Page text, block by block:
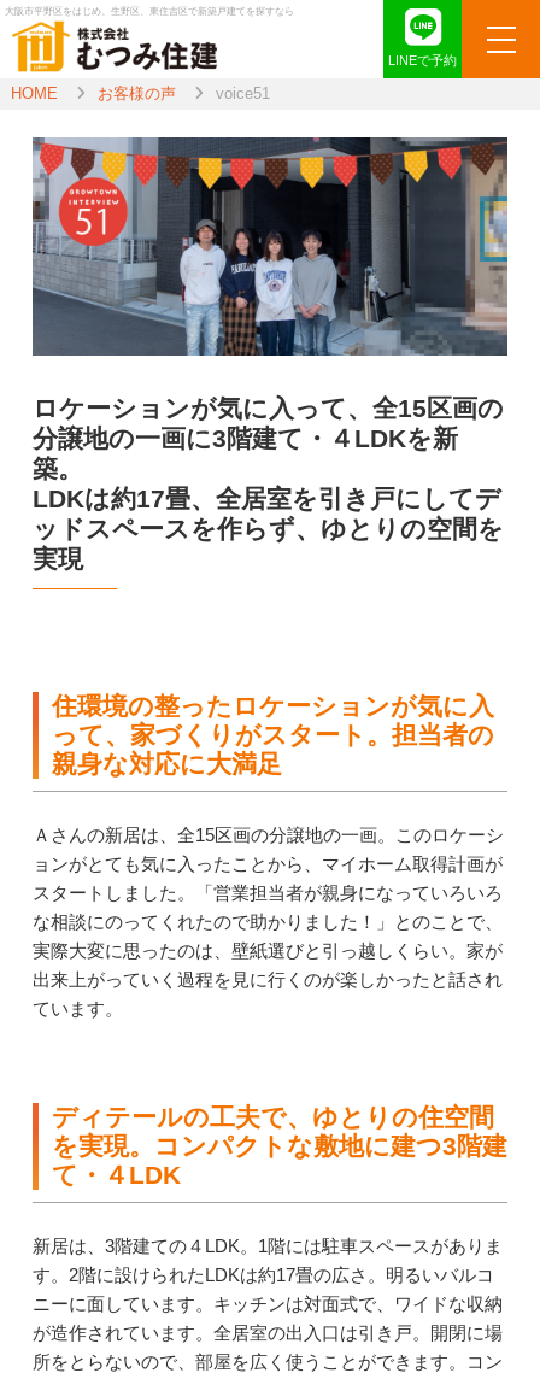
大阪市平野区をはじめ、生野区、東住吉区で新築戸建てを探すなら
LINEで予約
HOME お客様の声 voice51
ロケーションが気に入って、全15区画の
分譲地の一画に3階建て・４LDKを新
築。
LDKは約17畳、全居室を引き戸にしてデ
ッドスペースを作らず、ゆとりの空間を
実現
住環境の整ったロケーションが気に入
って、家づくりがスタート。担当者の
親身な対応に大満足
Ａさんの新居は、全15区画の分譲地の一画。このロケーシ
ョンがとても気に入ったことから、マイホーム取得計画が
スタートしました。「営業担当者が親身になっていろいろ
な相談にのってくれたので助かりました！」とのことで、
実際大変に思ったのは、壁紙選びと引っ越しくらい。家が
出来上がっていく過程を見に行くのが楽しかったと話され
ています。
ディテールの工夫で、ゆとりの住空間
を実現。コンパクトな敷地に建つ3階建
て・４LDK
新居は、3階建ての４LDK。1階には駐車スペースがありま
す。2階に設けられたLDKは約17畳の広さ。明るいバルコ
ニーに面しています。キッチンは対面式で、ワイドな収納
が造作されています。全居室の出入口は引き戸。開閉に場
所をとらないので、部屋を広く使うことができます。コン